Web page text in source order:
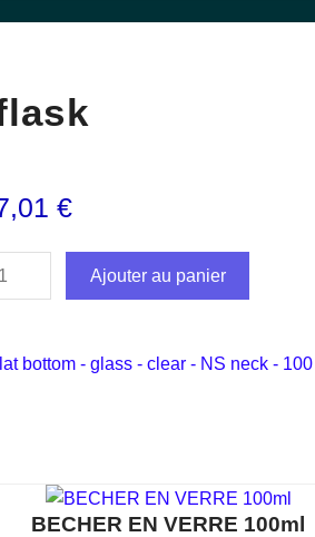
€
Ajouter au panier
bottom - glass - clear - NS neck -
BECHER EN VERRE 100ml